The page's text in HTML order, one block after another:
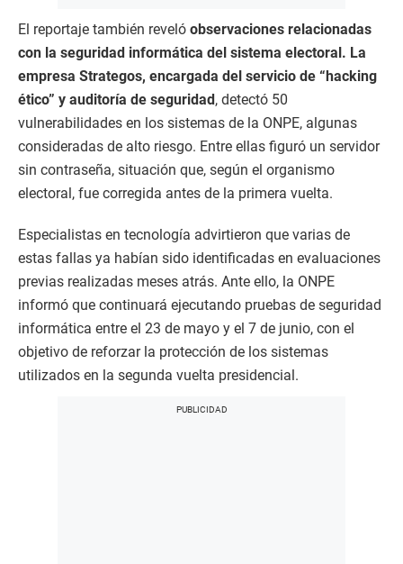
El reportaje también reveló observaciones relacionadas
con la seguridad informática del sistema electoral. La
empresa Strategos, encargada del servicio de “hacking
ético” y auditoría de seguridad , detectó 50
vulnerabilidades en los sistemas de la ONPE, algunas
consideradas de alto riesgo. Entre ellas figuró un servidor
sin contraseña, situación que, según el organismo
electoral, fue corregida antes de la primera vuelta.
Especialistas en tecnología advirtieron que varias de
estas fallas ya habían sido identificadas en evaluaciones
previas realizadas meses atrás. Ante ello, la ONPE
informó que continuará ejecutando pruebas de seguridad
informática entre el 23 de mayo y el 7 de junio, con el
objetivo de reforzar la protección de los sistemas
utilizados en la segunda vuelta presidencial.